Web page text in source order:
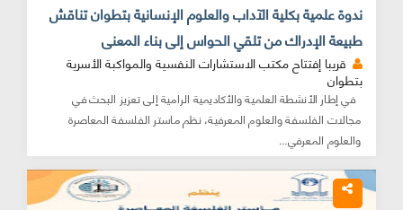
ندوة علمية بكلية الآداب والعلوم الإنسانية بتطوان تناقش
طبيعة الإدراك من تلقي الحواس إلى بناء المعنى
قريبا إفتتاح مكتب الاستشارات النفسية والمواكبة الأسرية
بتطوان
في إطار الأنشطة العلمية والأكاديمية الرامية إلى تعزيز البحث في
مجالات الفلسفة والعلوم المعرفية، نظم ماستر الفلسفة المعاصرة
والعلوم المعرفي...